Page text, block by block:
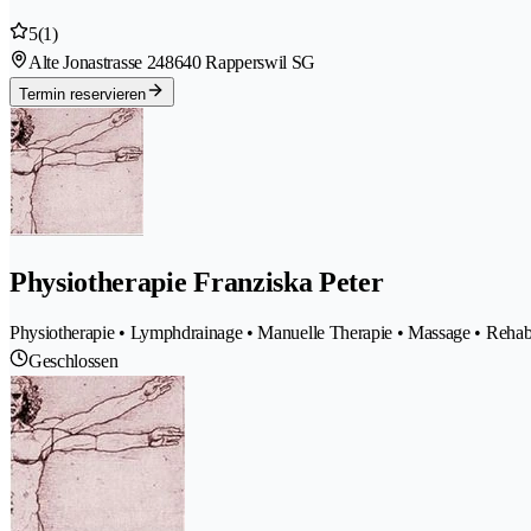
5(1)
Alte Jonastrasse 248640 Rapperswil SG
Termin reservieren
Physiotherapie Franziska Peter
Physiotherapie • Lymphdrainage • Manuelle Therapie • Massage •
Geschlossen